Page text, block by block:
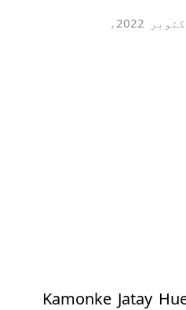
Kamonke Jatay